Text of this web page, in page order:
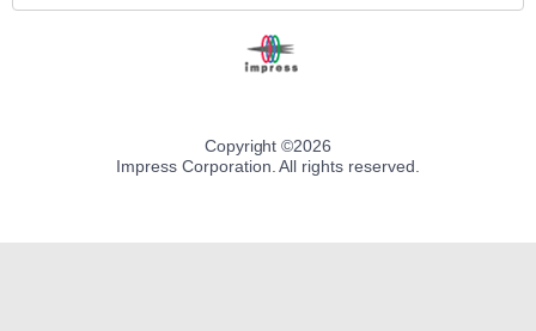
Copyright ©2026
Impress Corporation. All rights reserved.